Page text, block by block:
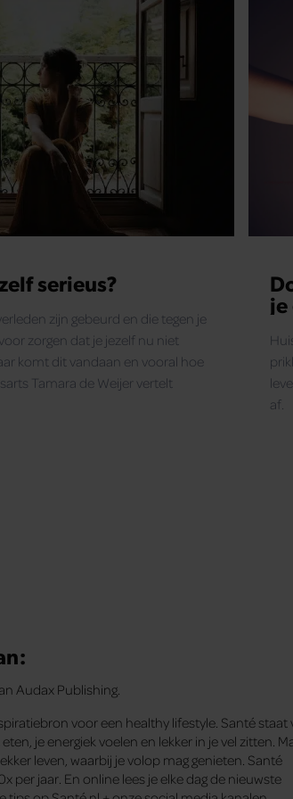
serieus?
zijn gebeurd en die tegen je
zorgen dat je jezelf nu niet
komt dit vandaan en vooral hoe
Tamara de Weijer vertelt
je
af.
Audax Publishing.
voor een healthy lifestyle. Santé staat
je energiek voelen en lekker in je vel zitten.
leven, waarbij je volop mag genieten. Santé
per jaar. En online lees je elke dag de nieuwste